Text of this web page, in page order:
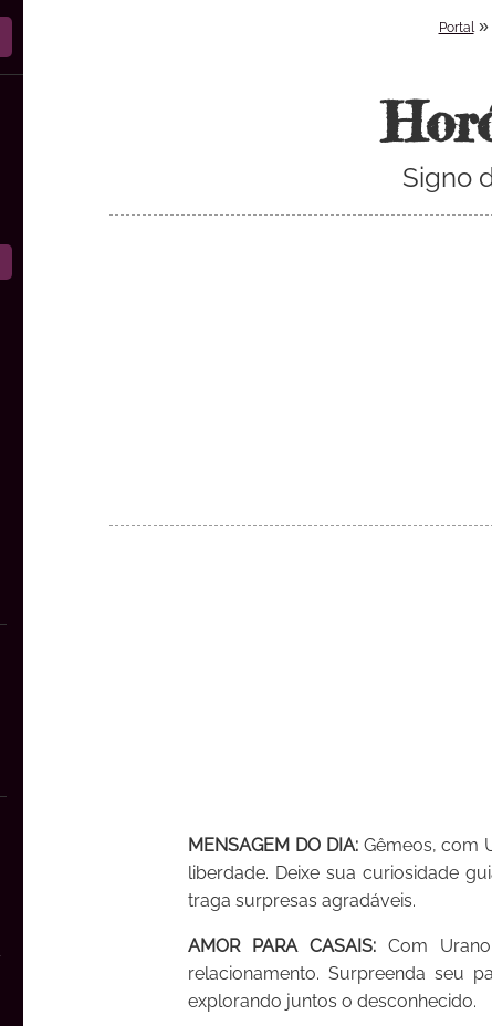
Portal »
Signo
MENSAGEM DO DIA:Gêmeos, com
liberdade. Deixe sua curiosidade
traga surpresas agradáveis.
AMOR PARA CASAIS: Com
relacionamento. Surpreenda seu
explorando juntos o desconhecido.